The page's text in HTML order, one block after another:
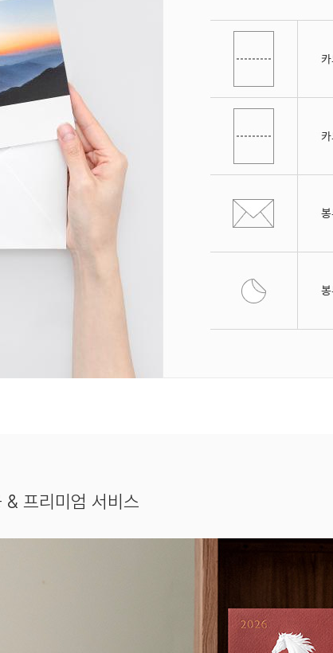
& 프리미엄 서비스